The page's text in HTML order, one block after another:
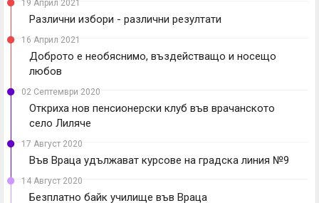
19 Април 2021
Различни избори - различни резултати
16 Април 2021
Доброто е необяснимо, въздействащо и носещо
любов
02 Септември 2020
Откриха нов пенсионерски клуб във врачанското
село Лиляче
17 Август 2020
Във Враца удължават курсове на градска линия №9
14 Август 2020
Безплатно байк училище във Враца